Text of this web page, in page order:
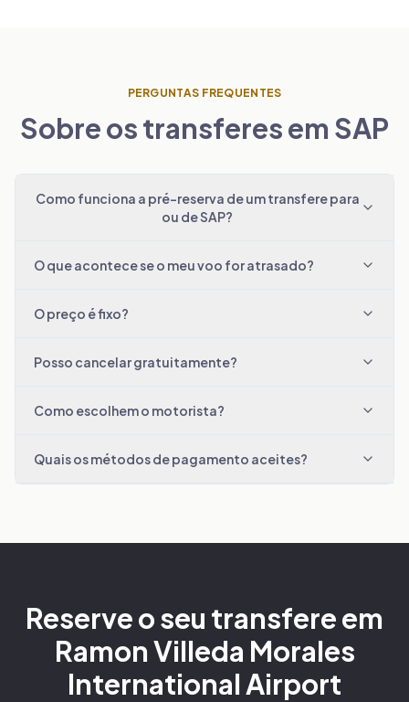
PERGUNTAS FREQUENTES
Sobre os transferes em SAP
Como funciona a pré-reserva de um transfere para
ou de SAP?
O que acontece se o meu voo for atrasado?
O preço é fixo?
Posso cancelar gratuitamente?
Como escolhem o motorista?
Quais os métodos de pagamento aceites?
Reserve o seu transfere em
Ramon Villeda Morales
International Airport